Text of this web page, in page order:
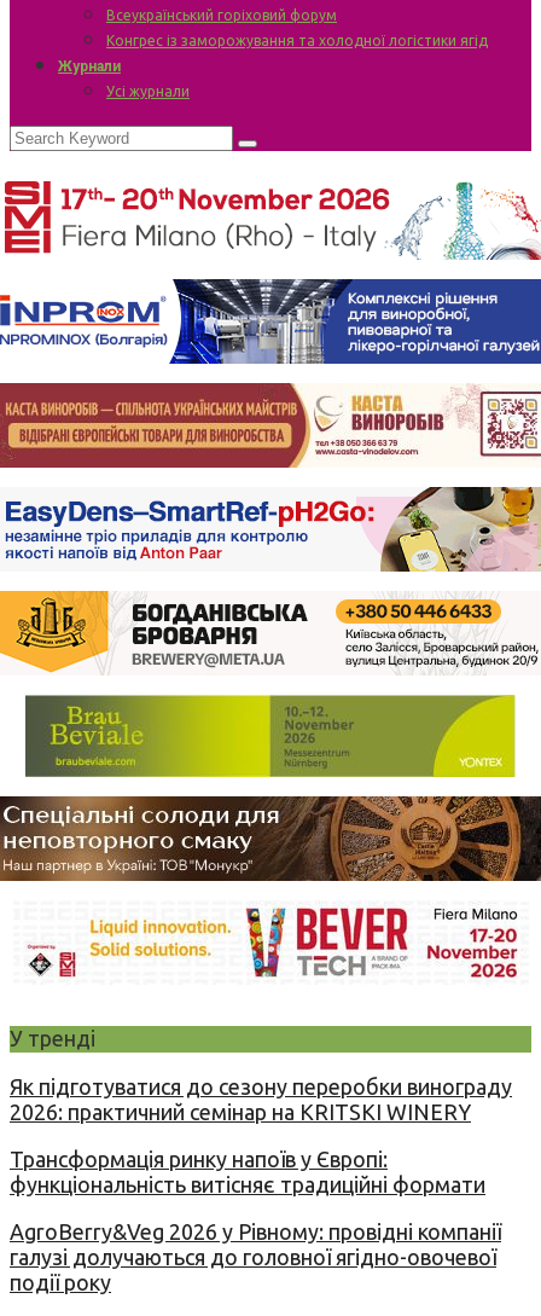
Всеукраїнський горіховий форум
Конгрес із заморожування та холодної логістики ягід
Журнали
Усі журнали
У тренді
Як підготуватися до сезону переробки винограду
2026: практичний семінар на KRITSKI WINERY
Трансформація ринку напоїв у Європі:
функціональність витісняє традиційні формати
AgroBerry&Veg 2026 у Рівному: провідні компанії
галузі долучаються до головної ягідно-овочевої
події року